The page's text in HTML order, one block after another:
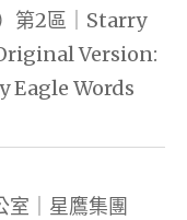
第2區｜Starry
Version:
Eagle Words
室｜星鷹集團